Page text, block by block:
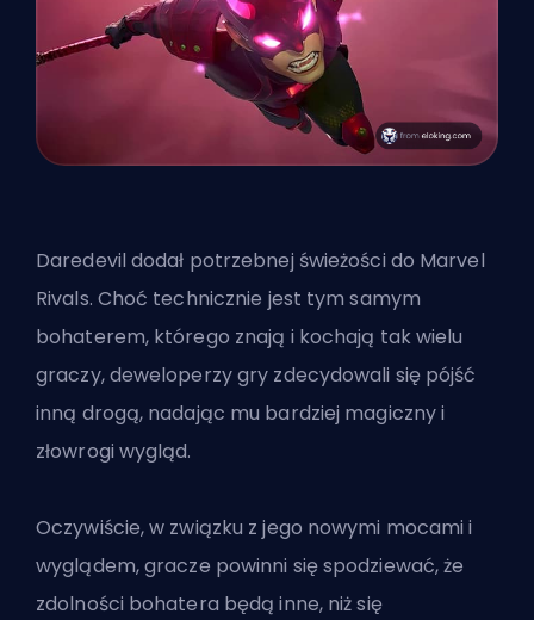
Daredevil dodał potrzebnej świeżości do Marvel
Rivals. Choć technicznie jest tym samym
bohaterem, którego znają i kochają tak wielu
graczy, deweloperzy gry zdecydowali się pójść
inną drogą, nadając mu bardziej magiczny i
złowrogi wygląd.
Oczywiście, w związku z jego nowymi mocami i
wyglądem, gracze powinni się spodziewać, że
zdolności bohatera będą inne, niż się